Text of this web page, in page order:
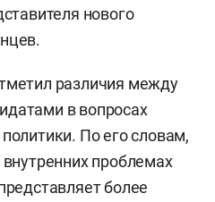
нового
различия между
в вопросах
По его словам,
проблемах
более